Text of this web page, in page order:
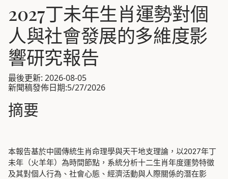
2027丁未年生肖運勢對個
人與社會發展的多維度影
響研究報告
最後更新: 2026-08-05
新聞稿發佈日期:5/27/2026
摘要
本報告基於中國傳統生肖命理學與天干地支理論，以2027年丁
未年（火羊年）為時間節點，系統分析十二生肖年度運勢特徵
及其對個人行為、社會心態、經濟活動與人際關係的潛在影